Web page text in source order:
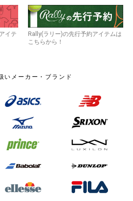
イテ
Rally(ラリー)の先行予約アイテムは
こちらから！
いメーカー・ブランド